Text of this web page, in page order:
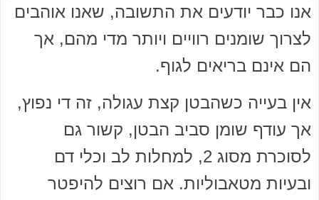
אנו כבר יודעים את התשובה, שאנו אוהבים
לצרוך שומנים רוויים ויותר מדי מהם, אך
הם אינם בריאים לגוף.
אין בעייה כשהבטן קצת עגולה, זה די נפוץ,
אך עודף שומן סביב הבטן, קשור גם
לסוכרת מסוג 2, למחלות לב וכלי דם
ובעיות מטאבוליות. אם רוצים להיפטר